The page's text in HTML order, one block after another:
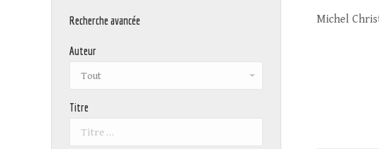
Michel
Recherche avancée
Auteur
Titre